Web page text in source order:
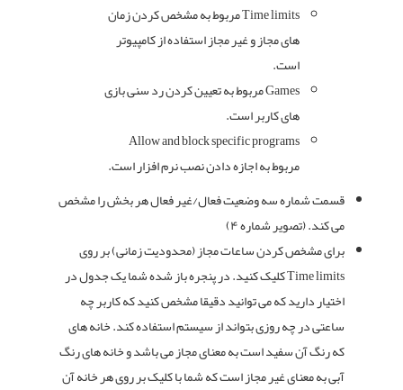
Time limits مربوط به مشخص کردن زمان
های مجاز و غیر مجاز استفاده از کامپیوتر
است.
Games مربوط به تعیین کردن رد سنی بازی
های کاربر است.
Allow and block specific programs
مربوط به اجازه دادن نصب نرم افزار است.
قسمت شماره سه وضعیت فعال/غیر فعال هر بخش را مشخص
می کند. (تصویر شماره ۴)
برای مشخص کردن ساعات مجاز (محدودیت زمانی) بر روی
Time limits کلیک کنید. در پنجره باز شده شما یک جدول در
اختیار دارید که می توانید دقیقا مشخص کنید که کاربر چه
ساعتی در چه روزی بتواند از سیستم استفاده کند. خانه های
که رنگ آن سفید است به معنای مجاز می باشد و خانه های رنگ
آبی به معنای غیر مجاز است که شما با کلیک بر روی هر خانه آن